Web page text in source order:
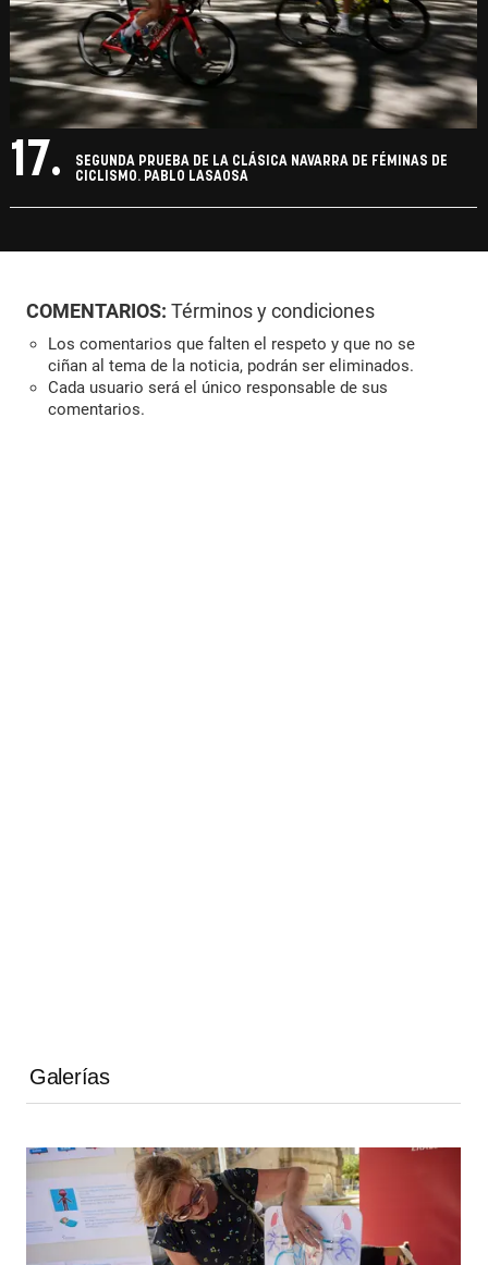
17.
SEGUNDA PRUEBA DE LA CLÁSICA NAVARRA DE FÉMINAS DE
CICLISMO. PABLO LASAOSA
COMENTARIOS: Términos y condiciones
Los comentarios que falten el respeto y que no se
ciñan al tema de la noticia, podrán ser eliminados.
Cada usuario será el único responsable de sus
comentarios.
Galerías